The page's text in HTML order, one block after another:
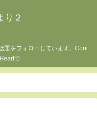
り２
題をフォローしています。Cool
で